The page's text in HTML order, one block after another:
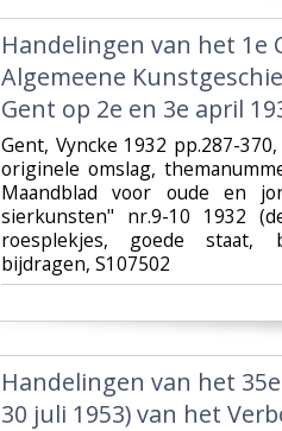
‎Handelingen van het 1e
Algemeene
Gent op 2e en 3e april
‎Gent, Vyncke 1932 pp.287-
originele omslag,
Maandblad voor oude en
sierkunsten" nr.9-10 1932
roesplekjes, goede staat,
bijdragen, S107502‎
‎Handelingen van het
30 juli 1953) van het